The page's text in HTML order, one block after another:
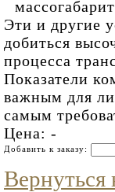
Эти и другие
добиться
процесса
Показатели
важным для
самым
Цена: -
Добавить к заказу:
Вернуться